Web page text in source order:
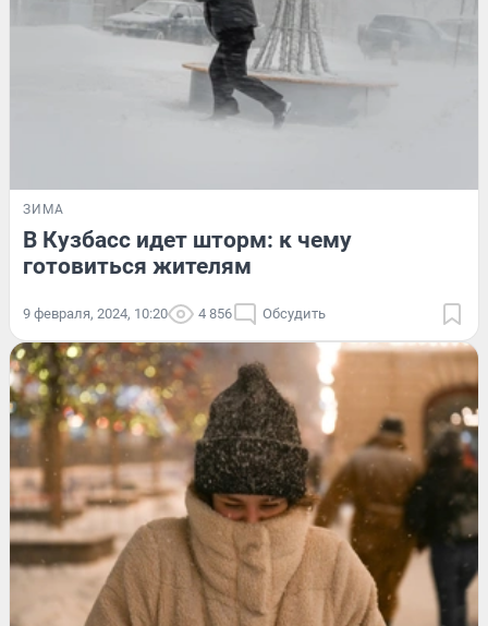
ЗИМА
В Кузбасс идет шторм: к чему
готовиться жителям
9 февраля, 2024, 10:20 4 856 Обсудить